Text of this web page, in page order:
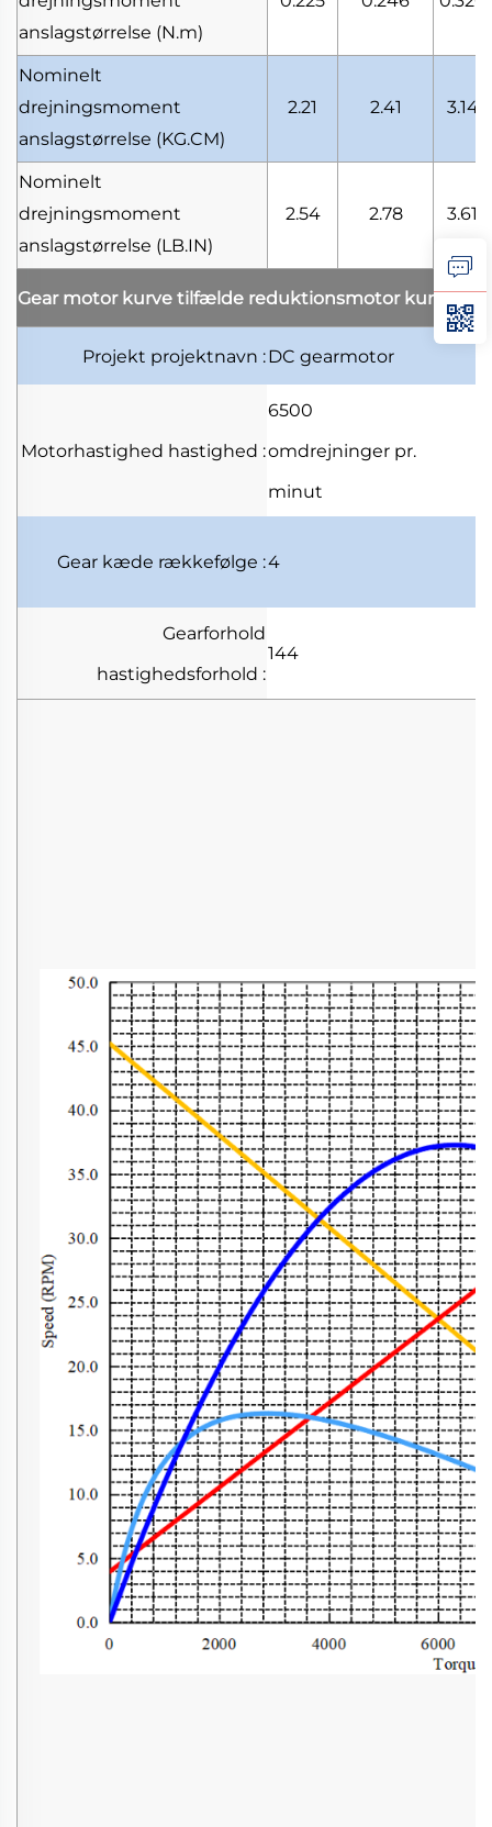
anslagstørrelse (N.m)
Nominelt
drejningsmoment
anslagstørrelse (KG.CM)
2.21 2.41 3.14
Nominelt
drejningsmoment
anslagstørrelse (LB.IN)
2.54 2.78 3.61
Gear motor kurve tilfælde reduktionsmotor kurve
Projekt projektnavn :DC gearmotor
Motorhastighed hastighed :
6500
omdrejninger pr.
minut
Gear kæde rækkefølge :4
Gearforhold
hastighedsforhold :
144